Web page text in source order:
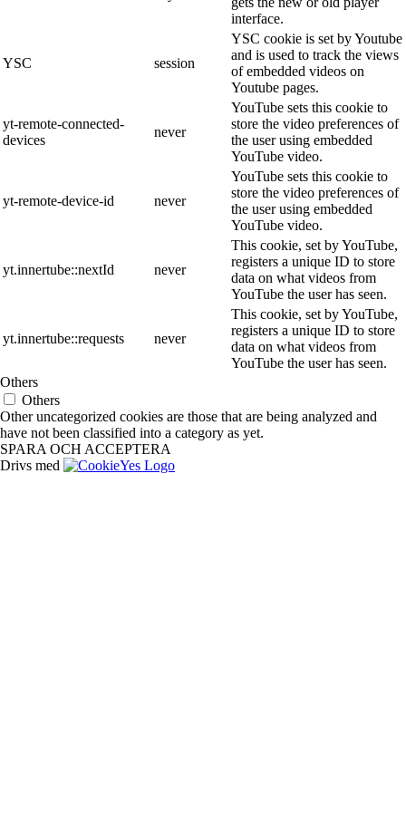
interface.
YSC session
YSC cookie is set by Youtube
and is used to track the views
of embedded videos on
Youtube pages.
yt-remote-connected-
devices
never
YouTube sets this cookie to
store the video preferences of
the user using embedded
YouTube video.
yt-remote-device-id never
YouTube sets this cookie to
store the video preferences of
the user using embedded
YouTube video.
yt.innertube::nextId never
This cookie, set by YouTube,
registers a unique ID to store
data on what videos from
YouTube the user has seen.
yt.innertube::requests never
This cookie, set by YouTube,
registers a unique ID to store
data on what videos from
YouTube the user has seen.
Others
Others
Other uncategorized cookies are those that are being analyzed and
have not been classified into a category as yet.
SPARA OCH ACCEPTERA
Drivs med